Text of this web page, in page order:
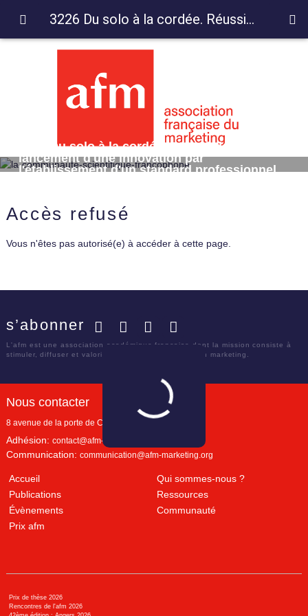
3226 Du solo à la cordée. Réussir le
lancement d'une innovation par
l'établissement d'un standard professionnel
Accès refusé
Vous n'êtes pas autorisé(e) à accéder à cette page.
s’abonner
L'afm est une association académique française dont la mission consiste à
stimuler, diffuser et valoriser le savoir scientifique en marketing.
Nous contacter
8 avenue de la porte de Champerret
Adhésion: contact@afm-marketing.org
Communication: communication@afm-marketing.org
Accueil
Qui sommes-nous ?
Publications
Ressources
Évènements
Communauté
Prix afm
Prix de thèse 2026
Rencontres de l'afm 2026
3226 Du solo à la cordée. Réussir le lancement d'une innovation par l'établissement d'un standard professionnel compatible